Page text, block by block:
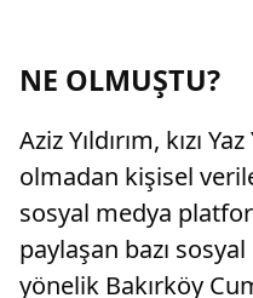
NE OLMUŞTU?
Aziz Yıldırım, kızı Yaz
olmadan kişisel
sosyal medya
paylaşan bazı
yönelik Bakırköy